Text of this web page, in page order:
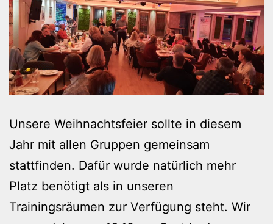
Unsere Weihnachtsfeier sollte in diesem
Jahr mit allen Gruppen gemeinsam
stattfinden. Dafür wurde natürlich mehr
Platz benötigt als in unseren
Trainingsräumen zur Verfügung steht. Wir